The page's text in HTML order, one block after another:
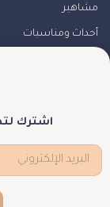
مشاهير
أحداث ومناسبات
اشترك